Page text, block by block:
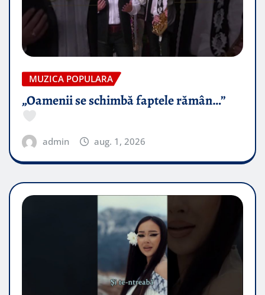
MUZICA POPULARA
„Oamenii se schimbă faptele rămân…”
admin aug. 1, 2026